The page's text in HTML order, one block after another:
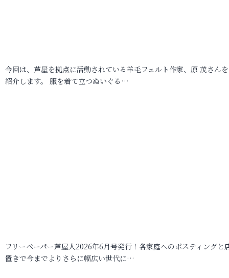
今回は、芦屋を拠点に活動されている羊毛フェルト作家、原 茂さん
紹介します。 服を着て立つぬいぐる…
フリーペーパー芦屋人2026年6月号発行！各家庭へのポスティングと
置きで今までよりさらに幅広い世代に…